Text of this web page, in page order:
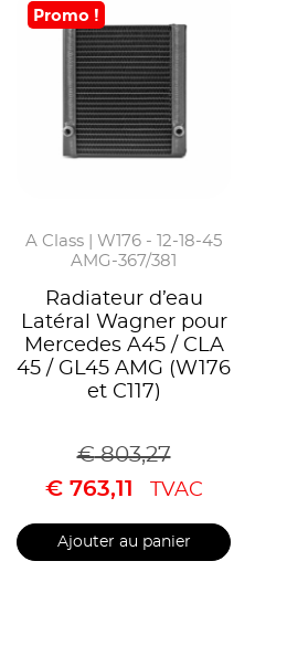
Promo !
A Class | W176 - 12-18-45
AMG-367/381
Radiateur d’eau
Latéral Wagner pour
Mercedes A45 / CLA
45 / GL45 AMG (W176
et C117)
€803,27
€763,11 TVAC
Ajouter au panier